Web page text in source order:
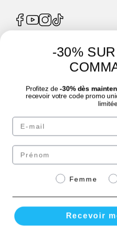
4.7/5
© Laboratoire des GRANIONS 2026 |
Standard. See
Pay securely with
-30%
Profitez de -30% dès
recevoir votre code promo
Email
Prénom
GenreFemme
Recevoir